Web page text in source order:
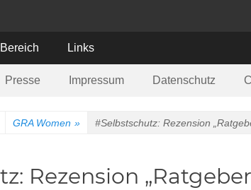
Links
Presse Impressum Datenschutz
GRA Women » #Selbstschutz: Rezension
Rezension